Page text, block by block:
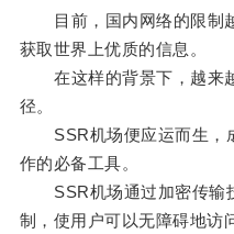
目前，国内网络的限制
获取世界上优质的信息。
在这样的背景下，越来
径。
SSR机场便应运而生，
作的必备工具。
SSR机场通过加密传输
制，使用户可以无障碍地访